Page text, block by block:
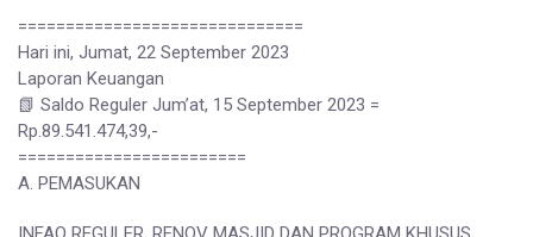
==============================
Hari ini, Jumat, 22 September 2023
Laporan Keuangan
📗 Saldo Reguler Jum’at, 15 September 2023 =
Rp.89.541.474,39,-
========================
A. PEMASUKAN